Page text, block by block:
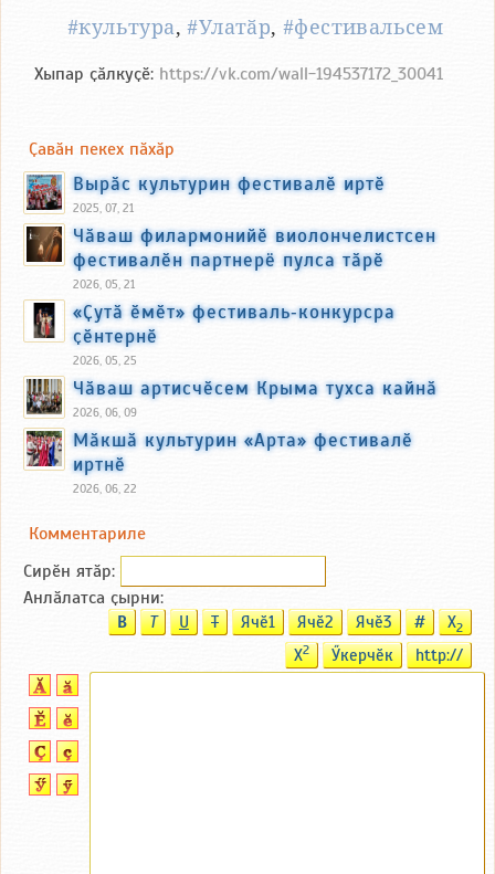
#культура,#Улатӑр,#фестивальсем
Хыпар ҫӑлкуҫӗ: https://vk.com/wall-194537172_30041
Ҫавӑн пекех пӑхӑр
Вырӑс культурин фестивалӗ иртӗ
2025, 07, 21
Чӑваш филармонийӗ виолончелистсен
фестивалӗн партнерё пулса тӑрӗ
2026, 05, 21
«Ҫутӑ ӗмӗт» фестиваль‑конкурсра
ҫӗнтернӗ
2026, 05, 25
Чӑваш артисчӗсем Крыма тухса кайнӑ
2026, 06, 09
Мӑкшӑ культурин «Арта» фестивалӗ
иртнӗ
2026, 06, 22
Комментариле
Сирӗн ятӑp:
Анлӑлатса ҫырни:
B T U T Ячӗ1 Ячӗ2 Ячӗ3 # X2
X2 Ӳкерчӗк http://